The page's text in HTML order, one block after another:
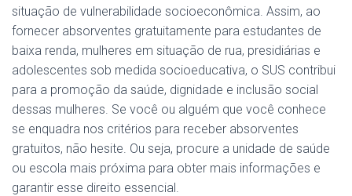
situação de vulnerabilidade socioeconômica. Assim, ao
fornecer absorventes gratuitamente para estudantes de
baixa renda, mulheres em situação de rua, presidiárias e
adolescentes sob medida socioeducativa, o SUS contribui
para a promoção da saúde, dignidade e inclusão social
dessas mulheres. Se você ou alguém que você conhece
se enquadra nos critérios para receber absorventes
gratuitos, não hesite. Ou seja, procure a unidade de saúde
ou escola mais próxima para obter mais informações e
garantir esse direito essencial.